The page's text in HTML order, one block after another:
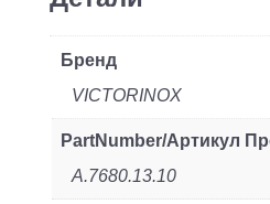
Бренд
VICTORINOX
PartNumber/Артикул
A.7680.13.10